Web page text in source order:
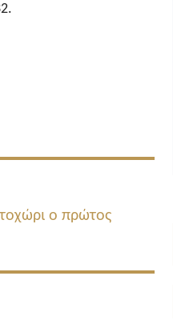
ο πρώτος